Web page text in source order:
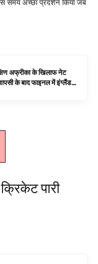
समय अच्छा प्रदर्शन किया जब
अफ्रीका के खिलाफ नेट
के बाद फाइनल में इंग्लैंड
पारी